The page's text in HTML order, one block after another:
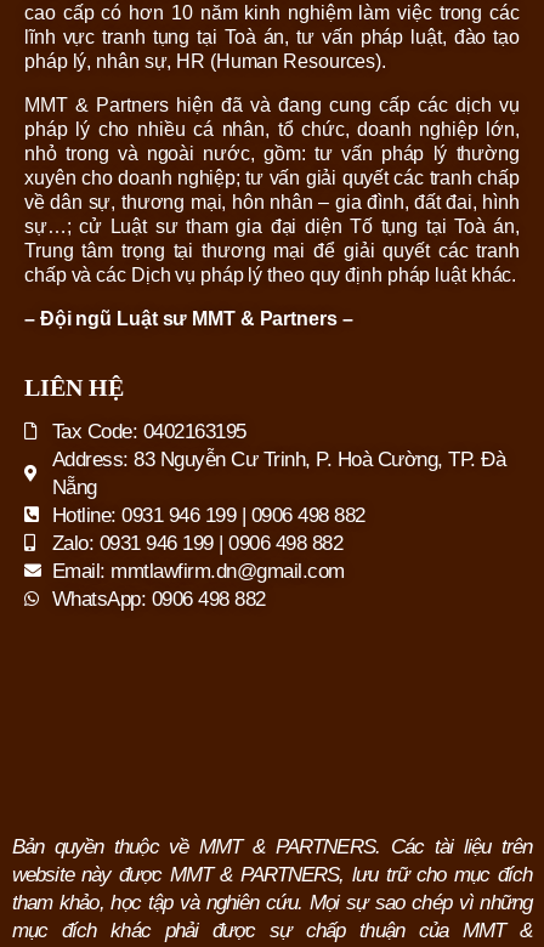
cao cấp có hơn 10 năm kinh nghiệm làm việc trong các
lĩnh vực tranh tụng tại Toà án, tư vấn pháp luật, đào tạo
pháp lý, nhân sự, HR (Human Resources).
MMT & Partners hiện đã và đang cung cấp các dịch vụ
pháp lý cho nhiều cá nhân, tổ chức, doanh nghiệp lớn,
nhỏ trong và ngoài nước, gồm: tư vấn pháp lý thường
xuyên cho doanh nghiệp; tư vấn giải quyết các tranh chấp
về dân sự, thương mại, hôn nhân – gia đình, đất đai, hình
sự…; cử Luật sư tham gia đại diện Tố tụng tại Toà án,
Trung tâm trọng tại thương mại để giải quyết các tranh
chấp và các Dịch vụ pháp lý theo quy định pháp luật khác.
– Đội ngũ Luật sư MMT & Partners –
LIÊN HỆ
Tax Code: 0402163195
Address: 83 Nguyễn Cư Trinh, P. Hoà Cường, TP. Đà
Nẵng
Hotline: 0931 946 199 | 0906 498 882
Zalo: 0931 946 199 | 0906 498 882
Email: mmtlawfirm.dn@gmail.com
WhatsApp: 0906 498 882
Bản quyền thuộc về MMT & PARTNERS. Các tài liệu trên
website này được MMT & PARTNERS, lưu trữ cho mục đích
tham khảo, học tập và nghiên cứu.Mọi sự sao chép vì những
mục đích khác phải được sự chấp thuận của MMT &